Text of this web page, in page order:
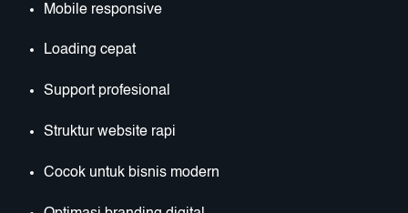
Mobile responsive
Loading cepat
Support profesional
Struktur website rapi
Cocok untuk bisnis modern